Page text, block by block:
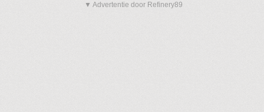
▼ Advertentie door Refinery89